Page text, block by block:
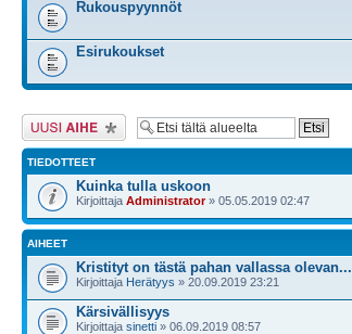
Rukouspyynnöt
Esirukoukset
Lähetä uusi viesti
TIEDOTTEET
Kuinka tulla uskoon
Kirjoittaja Administrator» 05.05.2019 02:47
AIHEET
Kristityt on tästä pahan vallassa olevan...
Kirjoittaja Herätyys » 20.09.2019 23:21
Kärsivällisyys
Kirjoittaja sinetti » 06.09.2019 08:57